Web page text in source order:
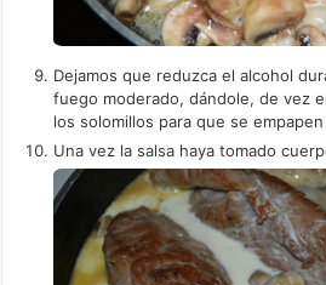
Dejamos que reduzca el alcohol
fuego moderado, dándole, de vez
los solomillos para que se
Una vez la salsa haya tomado